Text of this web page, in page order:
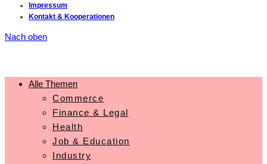
Impressum
Kontakt & Kooperationen
Nach oben
Alle Themen
Commerce
Finance & Legal
Health
Job & Education
Industry